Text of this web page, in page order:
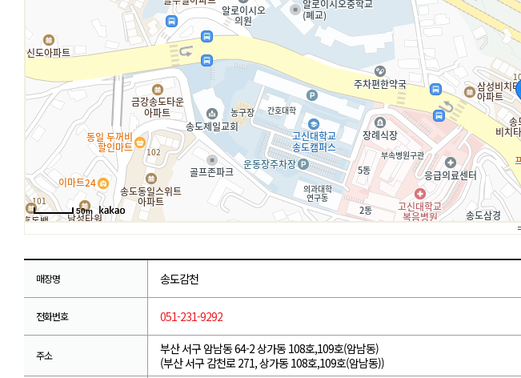
50m
매장명 송도감천
전화번호 051-231-9292
주소
부산 서구 암남동 64-2 상가동 108호,109호(암남동)
(부산 서구 감천로 271, 상가동 108호,109호(암남동))